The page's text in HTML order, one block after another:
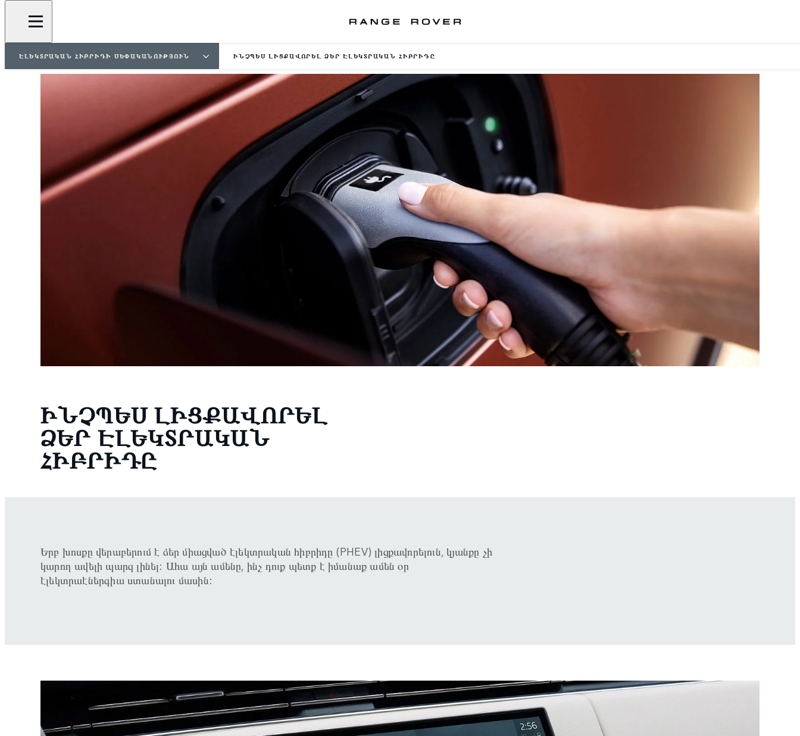
ԷԼԵԿՏՐԱԿԱՆ ՀԻԲՐԻԴԻ ՍԵՓԱԿԱՆՈՒԹՅՈՒՆ ԻՆՉՊԵՍ ԼԻՑՔԱՎՈՐԵԼ ՁԵՐ ԷԼԵԿՏՐԱԿԱՆ ՀԻԲՐԻԴԸ
ԻՆՉՊԵՍ ԼԻՑՔԱՎՈՐԵԼ
ՁԵՐ ԷԼԵԿՏՐԱԿԱՆ
ՀԻԲՐԻԴԸ
Երբ խոսքը վերաբերում է ձեր միացված էլեկտրական հիբրիդը (PHEV) լիցքավորելուն, կյանքը չի
կարող ավելի պարզ լինել: Ահա այն ամենը, ինչ դուք պետք է իմանաք ամեն օր
էլեկտրաէներգիա ստանալու մասին: